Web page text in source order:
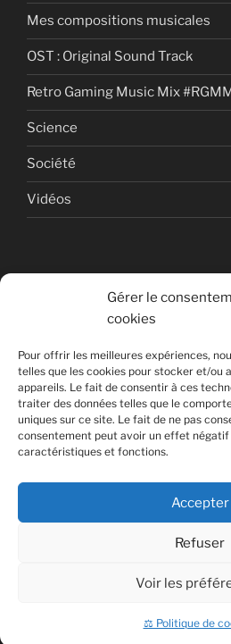
Gérer le
cookies
Pour offrir les meilleures expériences,
telles que les cookies pour stocker et/ou
appareils. Le fait de consentir à ces
traiter des données telles que le
uniques sur ce site. Le fait de ne pas
consentement peut avoir un effet
caractéristiques et fonctions.
Accepter
Refuser
Voir les
⚖ Politique de
Mes compositions musicales
OST : Original Sound Track
Retro Gaming Music Mix #RGMM
Science
Société
Vidéos
© Copyright Quentin
France - 2008 - 2025
All Rights Reserved
Non affilié à la SACEM